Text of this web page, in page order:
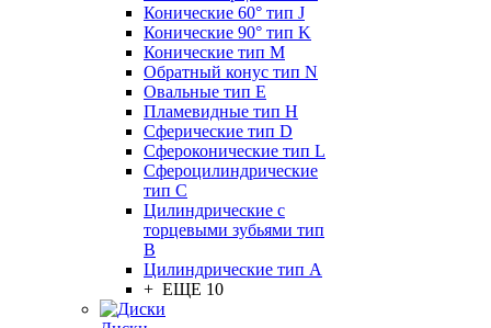
Конические 60° тип J
Конические 90° тип K
Конические тип M
Обратный конус тип N
Овальные тип E
Пламевидные тип H
Сферические тип D
Сфероконические тип L
Сфероцилиндрические
тип C
Цилиндрические с
торцевыми зубьями тип
B
Цилиндрические тип А
+ ЕЩЕ 10